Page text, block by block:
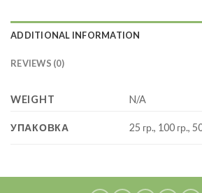
ADDITIONAL INFORMATION
REVIEWS (0)
WEIGHT N/A
УПАКОВКА 25 гр., 100 гр.,